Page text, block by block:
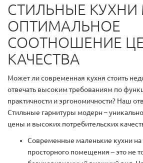
СТИЛЬНЫЕ
ОПТИМАЛЬНОЕ
СООТНОШЕНИЕ
КАЧЕСТВА
Может ли современная кухня стоить
отвечать высоким требованиям по
практичности и эргономичности? Наш
Стильные гарнитуры модерн –
цены и высоких потребительских
Современные маленькие кухни на
просторного помещения – это не